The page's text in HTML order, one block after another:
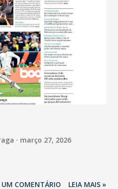
março 27, 2026
UM COMENTÁRIO LEIA MAIS »